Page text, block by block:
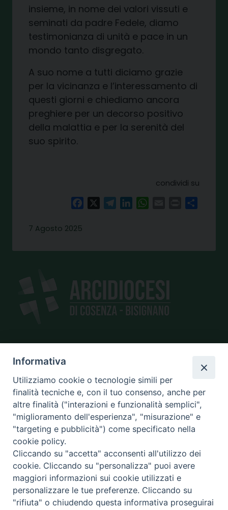
insieme, in nome dei valori vissuti e
seminati da padre Fedele, diamo
testimonianza di unità e pace in un
mondo tanto disgregato.
A suo nome a tutti diciamo grazie
per la vicinanza e l’interessamento di
questi giorni e chiediamo ancora
preghiere per un decorso positivo
della malattia e per la serenità del
suo spirito.
condividi su
FacebookTelegramLinkedInWhatsAppPrint
7 Agosto 2025
SEDE
piazza Giano Parrasio, 16
87100 Cosenza
CONTATTI
e@mail:info@diocesicosenza.it
tel: +39 0984 687712
Informativa
Utilizziamo cookie o tecnologie simili per
finalità tecniche e, con il tuo consenso, anche per
altre finalità ("interazioni e funzionalità semplici",
"miglioramento dell'esperienza", "misurazione" e
"targeting e pubblicità") come specificato nella
cookie policy.
Cliccando su "accetta" acconsenti all'utilizzo dei
cookie. Cliccando su "personalizza" puoi avere
maggiori informazioni sui cookie utilizzati e
personalizzare le tue preferenze. Cliccando su
"rifiuta" o chiudendo questa informativa proseguirai